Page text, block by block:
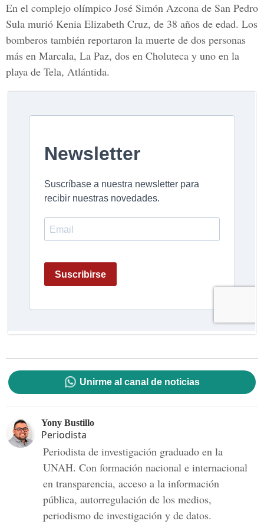
En el complejo olímpico José Simón Azcona de San Pedro
Sula murió Kenia Elizabeth Cruz, de 38 años de edad. Los
bomberos también reportaron la muerte de dos personas
más en Marcala, La Paz, dos en Choluteca y uno en la
playa de Tela, Atlántida.
Unirme al canal de noticias
Yony Bustillo
Periodista
Periodista de investigación graduado en la
UNAH. Con formación nacional e internacional
en transparencia, acceso a la información
pública, autorregulación de los medios,
periodismo de investigación y de datos.